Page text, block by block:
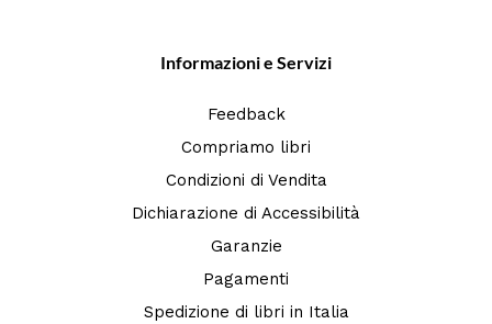
Informazioni e Servizi
Feedback
Compriamo libri
Condizioni di Vendita
Dichiarazione di Accessibilità
Garanzie
Pagamenti
Spedizione di libri in Italia